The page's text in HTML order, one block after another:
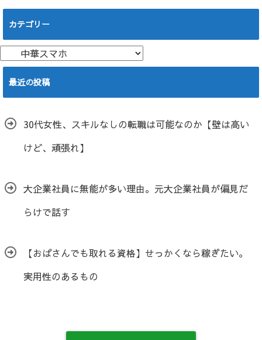
カテゴリー
テ
最近の投稿
30代女性、スキルなしの転職は可能なのか【壁は高い
けど、頑張れ】
大企業社員に無能が多い理由。元大企業社員が偏見だ
らけで話す
【おばさんでも取れる資格】せっかくなら稼ぎたい。
実用性のあるもの